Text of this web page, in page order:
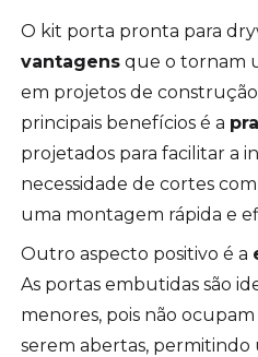
O kit porta pronta para
vantagens que o tornam
em projetos de
principais benefícios é a
projetados para facilitar a
necessidade de cortes
uma montagem rápida e
Outro aspecto positivo é a
As portas embutidas são
menores, pois não
serem abertas, permitindo